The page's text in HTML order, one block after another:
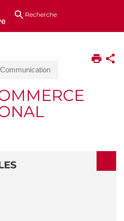
au
directsRecherche